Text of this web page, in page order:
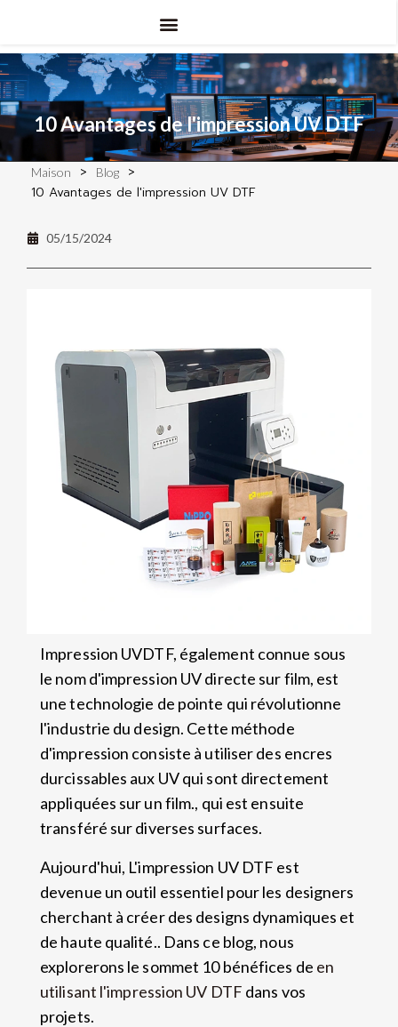
10 Avantages de l'impression UV DTF
Maison > Blog
>
10 Avantages de l'impression UV DTF
05/15/2024
Impression UVDTF, également connue sous
le nom d'impression UV directe sur film, est
une technologie de pointe qui révolutionne
l'industrie du design. Cette méthode
d'impression consiste à utiliser des encres
durcissables aux UV qui sont directement
appliquées sur un film., qui est ensuite
transféré sur diverses surfaces.
Aujourd'hui, L'impression UV DTF est
devenue un outil essentiel pour les designers
cherchant à créer des designs dynamiques et
de haute qualité.. Dans ce blog, nous
explorerons le sommet 10 bénéfices de en
utilisant l'impression UV DTF dans vos
projets.